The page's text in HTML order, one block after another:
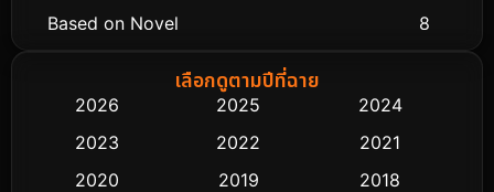
Based on Novel 8
Biography ชีวิตจริง
Classic หนังคลาสสิก
เลือกดูตามปีที่ฉาย
2026 2025
2024
2023
2022
2021
2020
2019
2018